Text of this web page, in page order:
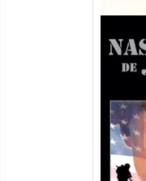
Torrent